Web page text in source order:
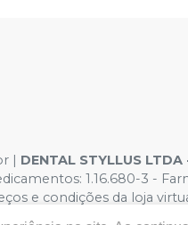
| DENTAL STYLLUS LTDA
1.16.680-3 -
e condições da loja
nos reservamos o